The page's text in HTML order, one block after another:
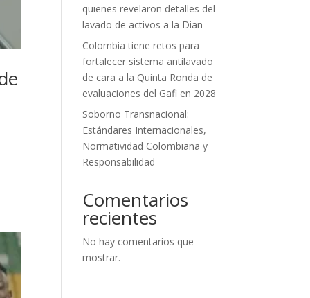
quienes revelaron detalles del
lavado de activos a la Dian
Colombia tiene retos para
fortalecer sistema antilavado
de cara a la Quinta Ronda de
evaluaciones del Gafi en 2028
Soborno Transnacional:
Estándares Internacionales,
Normatividad Colombiana y
Responsabilidad
Comentarios
recientes
No hay comentarios que
mostrar.